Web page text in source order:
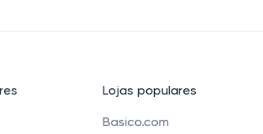
Lojas populares
Basico.com